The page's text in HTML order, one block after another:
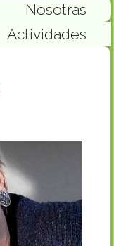
Nosotras
Actividades